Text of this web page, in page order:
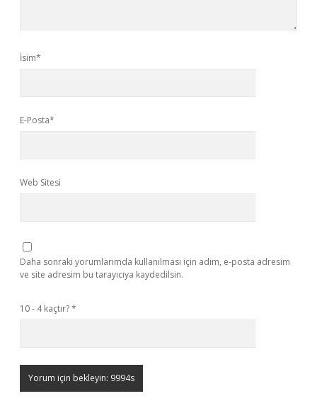
İsim*
E-Posta*
Web Sitesi
Daha sonraki yorumlarımda kullanılması için adım, e-posta adresim
ve site adresim bu tarayıcıya kaydedilsin.
10 - 4 kaçtır?*